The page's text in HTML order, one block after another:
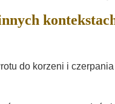
do korzeni i